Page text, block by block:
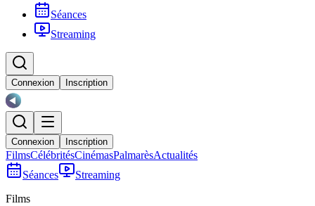
Séances
Streaming
Connexion Inscription
Connexion Inscription
FilmsCélébritésCinémasPalmarèsActualités
Séances
Streaming
Films